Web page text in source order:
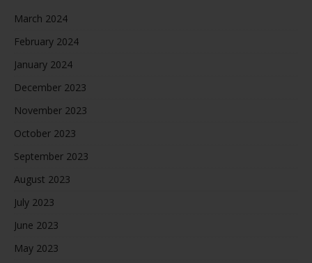
March 2024
February 2024
January 2024
December 2023
November 2023
October 2023
September 2023
August 2023
July 2023
June 2023
May 2023